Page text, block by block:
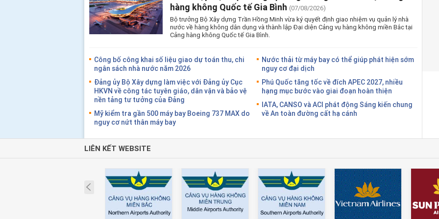
hàng không Quốc tế Gia Bình (07/08/2026)
Bộ trưởng Bộ Xây dựng Trần Hồng Minh vừa ký quyết định giao nhiệm vụ quản lý nhà
nước về hàng không dân dụng và thành lập Đại diện Cảng vụ hàng không miền Bắc tại
Cảng hàng không Quốc tế Gia Bình.
Công bố công khai số liệu giao dự toán thu, chi
ngân sách nhà nước năm 2026
Đảng ủy Bộ Xây dựng làm việc với Đảng ủy Cục
HKVN về công tác tuyên giáo, dân vận và bảo vệ
nền tảng tư tưởng của Đảng
Mỹ kiểm tra gần 500 máy bay Boeing 737 MAX do
nguy cơ nứt thân máy bay
Nước thải từ máy bay có thể giúp phát hiện sớm
nguy cơ đại dịch
Phú Quốc tăng tốc về đích APEC 2027, nhiều
hạng mục bước vào giai đoạn hoàn thiện
IATA, CANSO và ACI phát động Sáng kiến chung
về An toàn đường cất hạ cánh
LIÊN KẾT WEBSITE
Prev